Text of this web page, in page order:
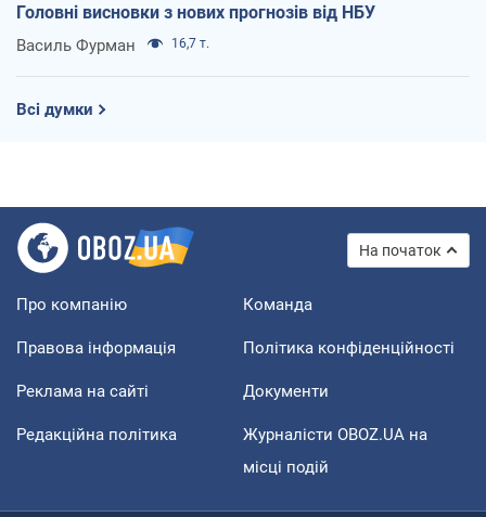
Головні висновки з нових прогнозів від НБУ
Василь Фурман 16,7 т.
Всі думки
На початок
Про компанію Команда
Правова інформація Політика конфіденційності
Реклама на сайті Документи
Редакційна політика
Журналісти OBOZ.UA на
місці подій